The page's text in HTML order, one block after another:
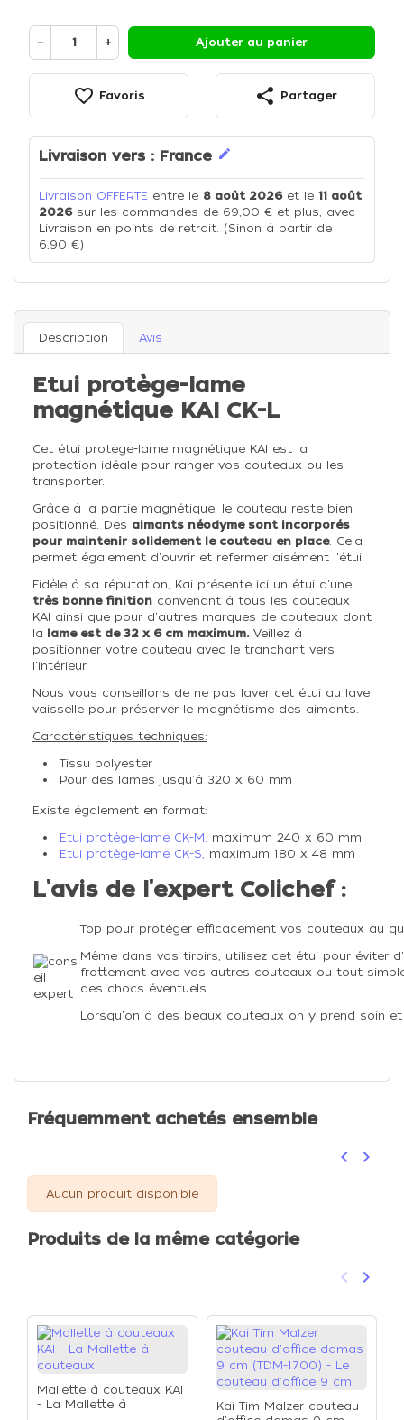
− + Ajouter au panier
favorite_border Favoris share Partager
Livraison vers : France edit
Livraison OFFERTE entre le 8 août 2026et le 11 août
2026sur les commandes de 69,00 € et plus, avec
Livraison en points de retrait. (Sinon à partir de
6,90 €)
Description Avis
Etui protège-lame
magnétique KAI CK-L
Cet étui protège-lame magnétique KAI est la
protection idéale pour ranger vos couteaux ou les
transporter.
Grâce à la partie magnétique, le couteau reste bien
positionné. Des aimants néodyme sont incorporés
pour maintenir solidement le couteau en place. Cela
permet également d'ouvrir et refermer aisément l'étui.
Fidèle à sa réputation, Kai présente ici un étui d'une
très bonne finition convenant à tous les couteaux
KAI ainsi que pour d'autres marques de couteaux dont
la lame est de 32 x 6 cm maximum. Veillez à
positionner votre couteau avec le tranchant vers
l'intérieur.
Nous vous conseillons de ne pas laver cet étui au lave
vaisselle pour préserver le magnétisme des aimants.
Caractéristiques techniques:
Tissu polyester
Pour des lames jusqu'à 320 x 60 mm
Existe également en format:
Etui protège-lame CK-M,
maximum 240 x 60 mm
Etui protège-lame CK-S,
maximum 180 x 48 mm
L'avis de l'expert Colichef :
Top pour protéger efficacement vos couteaux au
Même dans vos tiroirs, utilisez cet étui pour éviter
frottement avec vos autres couteaux ou tout
des chocs éventuels.
Lorsqu'on à des beaux couteaux on y prend soin
Fréquemment achetés ensemble
Précédent
keyboard_arrow_left keyboard_arrow_right
Aucun produit disponible
Produits de la même catégorie
Précédent
keyboard_arrow_left keyboard_arrow_right
Mallette à couteaux KAI
- La Mallette à
Kai Tim Malzer couteau